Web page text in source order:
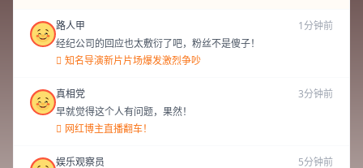
路人甲
1分钟前
经纪公司的回应也太敷衍了吧，粉丝不是傻子！
知名导演新片片场爆发激烈争吵
真相党
3分钟前
早就觉得这个人有问题，果然！
网红博主直播翻车！
娱乐观察员
5分钟前